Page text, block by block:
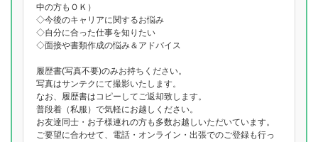
中の方もＯＫ）
◇今後のキャリアに関するお悩み
◇自分に合った仕事を知りたい
◇面接や書類作成の悩み＆アドバイス
履歴書(写真不要)のみお持ちください。
写真はサンテクにて撮影いたします。
なお、履歴書はコピーしてご返却致します。
普段着（私服）で気軽にお越しください。
お友達同士・お子様連れの方も多数お越しいただいています。
ご要望に合わせて、電話・オンライン・出張でのご登録も行っ